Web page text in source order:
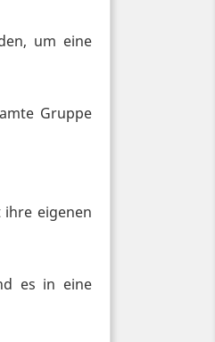
um eine
Gruppe
eigenen
es in eine